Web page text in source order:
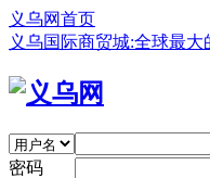
义乌网首页
义乌国际商贸城:全球最
密码